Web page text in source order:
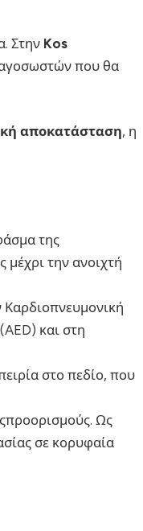
Στην Kos
που θα
αποκατάσταση, η
της
μέχρι την ανοιχτή
Καρδιοπνευμονική
και στη
στο πεδίο, που
Ως
σε κορυφαία